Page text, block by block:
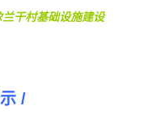
干村基础设施建设
/